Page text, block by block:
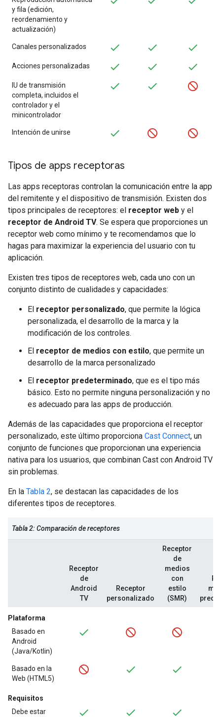
y fila (edición,
reordenamiento y
actualización)
Canales personalizados
Acciones personalizadas
IU de transmisión
completa, incluidos el
controlador y el
minicontrolador
Intención de unirse
Tipos de apps receptoras
Las apps receptoras controlan la comunicación entre la app
del remitente y el dispositivo de transmisión. Existen dos
tipos principales de receptores: el receptor web y el
receptor de Android TV. Se espera que proporciones un
receptor web como mínimo y te recomendamos que lo
hagas para maximizar la experiencia del usuario con tu
aplicación.
Existen tres tipos de receptores web, cada uno con un
conjunto distinto de cualidades y capacidades:
El receptor personalizado, que permite la lógica
personalizada, el desarrollo de la marca y la
modificación de los controles.
El receptor de medios con estilo, que permite un
desarrollo de la marca personalizado
El receptor predeterminado, que es el tipo más
básico. Esto no permite ninguna personalización y no
es adecuado para las apps de producción.
Además de las capacidades que proporciona el receptor
personalizado, este último proporciona Cast Connect, un
conjunto de funciones que proporcionan una experiencia
nativa para los usuarios, que combinan Cast con Android TV
sin problemas.
En la Tabla 2, se destacan las capacidades de los
diferentes tipos de receptores.
Tabla 2: Comparación de receptores
Receptor
de
Android
TV
Receptor
personalizado
Receptor
de
medios
con
estilo
(SMR)
Plataforma
Basado en
Android
(Java/Kotlin)
Basado en la
Web (HTML5)
Requisitos
Debe estar